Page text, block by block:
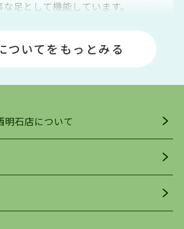
足として機能しています。
トが多くあります。JR「大久保
ブレ・イオンをはじめとした買
あり、買い物にも困りません。
を中心に、明石市・神戸市西区
いる方は、ぜひ当ＨＰにて物件を
ください。弊社は、スタッフの平
最大級の情報取扱量を誇ってお
られた物件をご紹介する、従来
ついてをもっとみる
明石店について